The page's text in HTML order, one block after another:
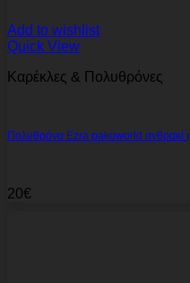
Add to wishlist
Quick View
Καρέκλες & Πολυθρόνες
Πολυθρόνα Ezra pakoworld ανθρακί
20€